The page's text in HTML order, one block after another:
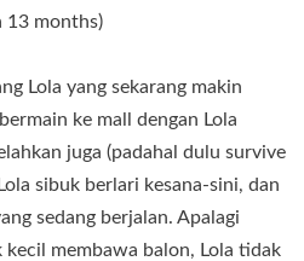
13 months)
Lola yang sekarang makin
ke mall dengan Lola
juga (padahal dulu survive
sibuk berlari kesana-sini, dan
sedang berjalan. Apalagi
kecil membawa balon, Lola tidak